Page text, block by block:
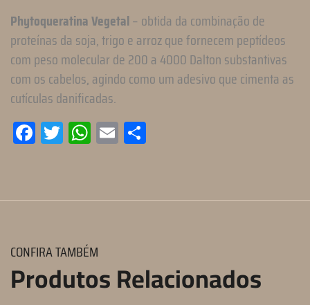
Phytoqueratina Vegetal– obtida da combinação de
proteínas da soja, trigo e arroz que fornecem peptídeos
com peso molecular de 200 a 4000 Dalton substantivas
com os cabelos, agindo como um adesivo que cimenta as
cutículas danificadas.
Facebook
TwitterWhatsApp
Email
CONFIRA TAMBÉM
Produtos Relacionados